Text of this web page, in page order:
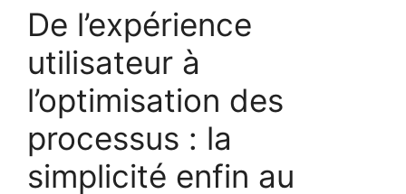
De l’expérience
utilisateur à
l’optimisation des
processus : la
simplicité enfin au